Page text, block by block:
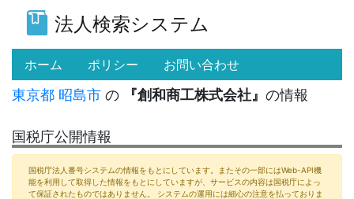
法人検索システム
ホーム (current)
ポリシー お問い合わせ
東京都 昭島市 の 『創和商工株式会社』 の情報
国税庁公開情報
国税庁法人番号システムの情報をもとにしています。またその一部にはWeb-API機
能を利用して取得した情報をもとにしていますが、サービスの内容は国税庁によっ
て保証されたものではありません。 システムの運用には細心の注意を払っておりま